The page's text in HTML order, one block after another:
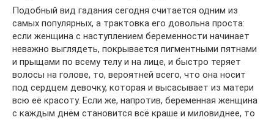
Подобный вид гадания сегодня считается одним из
самых популярных, а трактовка его довольна проста:
если женщина с наступлением беременности начинает
неважно выглядеть, покрывается пигментными пятнами
и прыщами по всему телу и на лице, и быстро теряет
волосы на голове, то, вероятней всего, что она носит
под сердцем девочку, которая и высасывает из матери
всю её красоту. Если же, напротив, беременная женщина
с каждым днём становится всё краше и миловиднее, то